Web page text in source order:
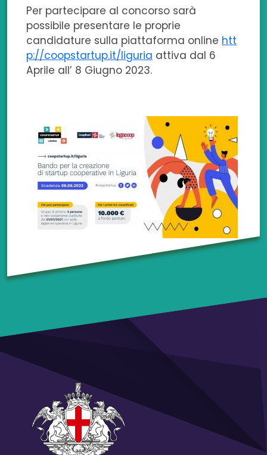
Per partecipare al concorso sarà
possibile presentare le proprie
candidature sulla piattaforma online htt
p://coopstartup.it/liguria attiva dal 6
Aprile all’ 8 Giugno 2023.